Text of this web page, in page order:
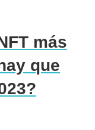
más
que